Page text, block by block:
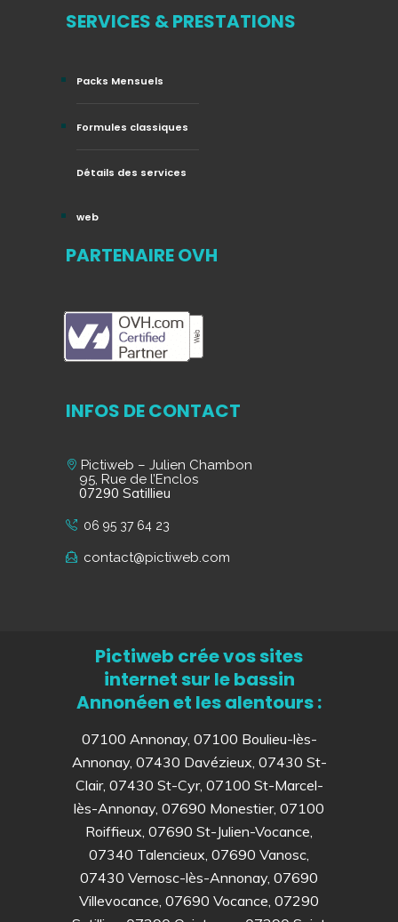
SERVICES & PRESTATIONS
Packs Mensuels
Formules classiques
Détails des services
web
PARTENAIRE OVH
INFOS DE CONTACT
Pictiweb – Julien Chambon
95, Rue de l’Enclos
07290 Satillieu
06 95 37 64 23
contact@pictiweb.com
Pictiweb crée vos sites
internet sur le bassin
Annonéen et les alentours :
07100 Annonay, 07100 Boulieu-lès-
Annonay, 07430 Davézieux, 07430 St-
Clair, 07430 St-Cyr, 07100 St-Marcel-
lès-Annonay, 07690 Monestier, 07100
Roiffieux, 07690 St-Julien-Vocance,
07340 Talencieux, 07690 Vanosc,
07430 Vernosc-lès-Annonay, 07690
Villevocance, 07690 Vocance, 07290